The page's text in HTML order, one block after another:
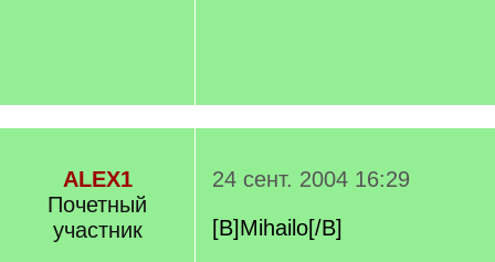
ALEX1
Почетный
учаcтник
24 сент. 2004 16:29
[B]Mihailo[/B]